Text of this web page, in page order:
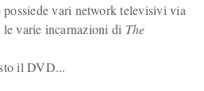
vari network televisivi via
varie incarnazioni di The
il DVD...